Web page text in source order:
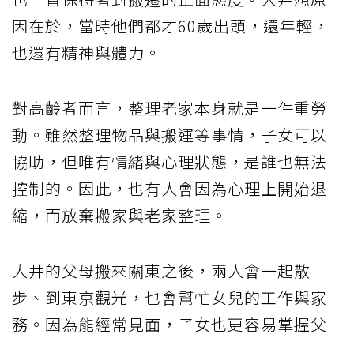
因在於，當時他們都才60歲出頭，還年輕，
也還有精神與體力。
對高齡者而言，整理老家本身就是一件重勞
動。雖然整理物品與搬運等事情，子女可以
協助，但唯有情緒與心理狀態，是誰也無法
控制的。因此，也有人會因為心理上開始退
縮，而放棄搬家與老家整理。
大井的父母搬來關東之後，兩人會一起散
步、到東京觀光，也會幫忙女兒的工作與家
務。因為能經常見面，子女也更容易掌握父